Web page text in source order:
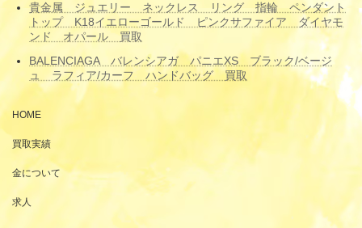
貴金属 ジュエリー ネックレス リング 指輪 ペンダント
トップ K18イエローゴールド ピンクサファイア ダイヤモ
ンド オパール 買取
BALENCIAGA バレンシアガ パニエXS ブラック/ベージ
ュ ラフィア/カーフ ハンドバッグ 買取
HOME
買取実績
金について
求人